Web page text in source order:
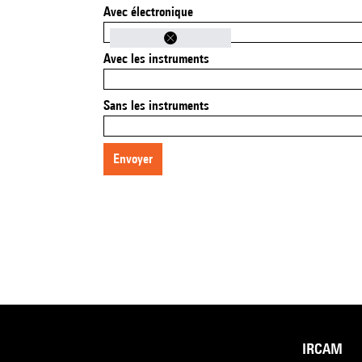
Avec électronique
Avec les instruments
Sans les instruments
envoyer
IRCAM